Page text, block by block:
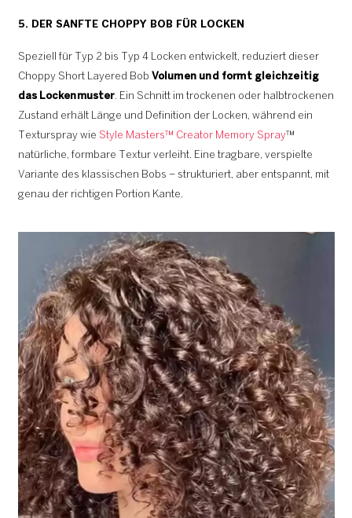
5. DER SANFTE CHOPPY BOB FÜR LOCKEN
Speziell für Typ 2 bis Typ 4 Locken entwickelt, reduziert dieser
Choppy Short Layered Bob Volumen und formt gleichzeitig
das Lockenmuster. Ein Schnitt im trockenen oder halbtrockenen
Zustand erhält Länge und Definition der Locken, während ein
Texturspray wie Style Masters™ Creator Memory Spray™
natürliche, formbare Textur verleiht. Eine tragbare, verspielte
Variante des klassischen Bobs – strukturiert, aber entspannt, mit
genau der richtigen Portion Kante.